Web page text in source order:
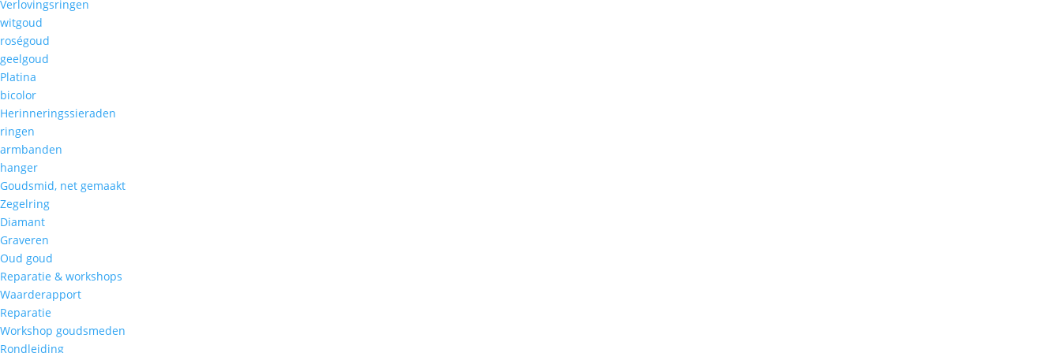
Verlovingsringen
witgoud
roségoud
geelgoud
Platina
bicolor
Herinneringssieraden
ringen
armbanden
hanger
Goudsmid, net gemaakt
Zegelring
Diamant
Graveren
Oud goud
Reparatie & workshops
Waarderapport
Reparatie
Workshop goudsmeden
Rondleiding